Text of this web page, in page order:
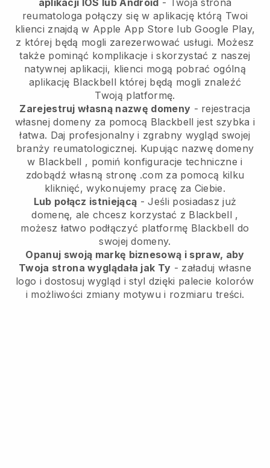
aplikacji IOS lub Android - Twoja strona
reumatologa połączy się w aplikacjęktórą Twoi
klienci znajdą w Apple App Store lub Google Play,
z której będą mogli zarezerwować usługi. Możesz
także pominąć komplikacje i skorzystać z naszej
natywnej aplikacji, klienci mogą pobrać ogólną
aplikację Blackbell której będą mogli znaleźć
Twoją platformę.
Zarejestruj własną nazwę domeny - rejestracja
własnej domeny za pomocą Blackbell jest szybka i
łatwa. Daj profesjonalny i zgrabny wygląd swojej
branży reumatologicznej. Kupując nazwę domeny
w Blackbell , pomiń konfiguracje techniczne i
zdobądź własną stronę .com za pomocą kilku
kliknięć, wykonujemy pracę za Ciebie.
Lub połącz istniejącą - Jeśli posiadasz już
domenę, ale chcesz korzystać z Blackbell ,
możesz łatwo podłączyć platformę Blackbell do
swojej domeny.
Opanuj swoją markę biznesową i spraw, aby
Twoja strona wyglądała jak Ty - załaduj własne
logo i dostosuj wygląd i styl dzięki palecie kolorów
i możliwości zmiany motywu i rozmiaru treści.